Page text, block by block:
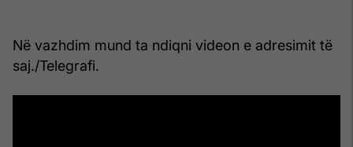
Në vazhdim mund ta ndiqni videon e adresimit të
saj./Telegrafi.